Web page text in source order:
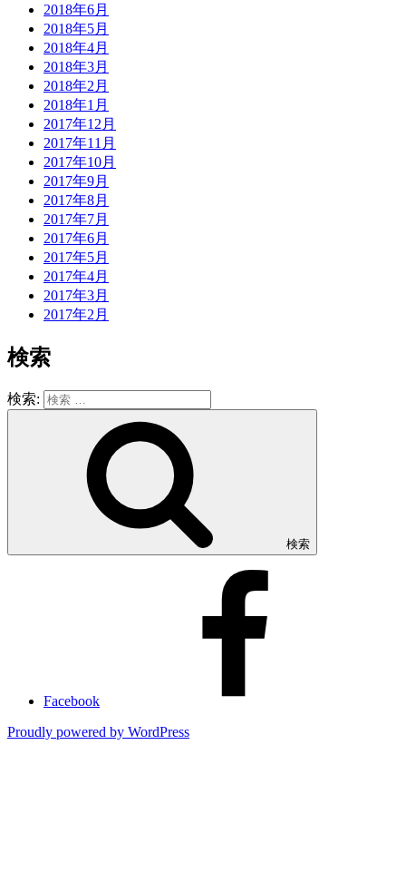
2018年6月
2018年5月
2018年4月
2018年3月
2018年2月
2018年1月
2017年12月
2017年11月
2017年10月
2017年9月
2017年8月
2017年7月
2017年6月
2017年5月
2017年4月
2017年3月
2017年2月
検索
検索:
検索
Facebook
Proudly powered by WordPress